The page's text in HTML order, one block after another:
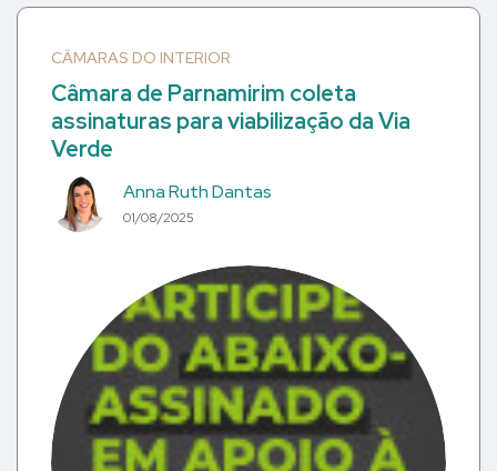
CÂMARAS DO INTERIOR
Câmara de Parnamirim coleta
assinaturas para viabilização da Via
Verde
Anna Ruth Dantas
01/08/2025